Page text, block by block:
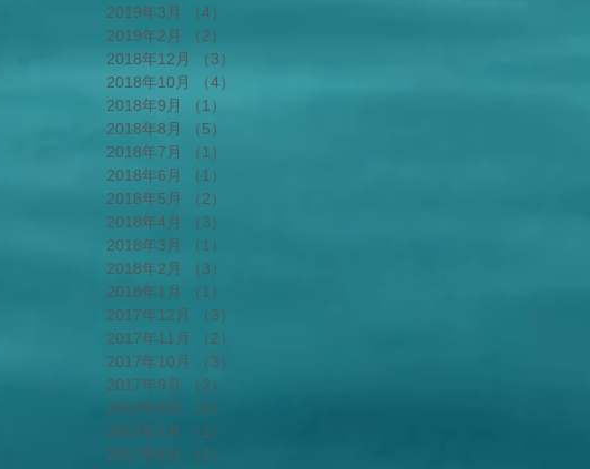
2019年3月
（4）
2019年2月
（2）
2018年12月
（3）
2018年10月
（4）
2018年9月
（1）
2018年8月
（5）
2018年7月
（1）
2018年6月
（1）
2018年5月
（2）
2018年4月
（3）
2018年3月
（1）
2018年2月
（3）
2018年1月
（1）
2017年12月
（3）
2017年11月
（2）
2017年10月
（3）
2017年9月
（2）
2017年8月
（5）
2017年7月
（1）
2017年6月
（2）